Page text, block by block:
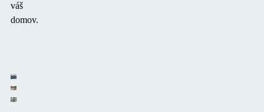
váš
domov.